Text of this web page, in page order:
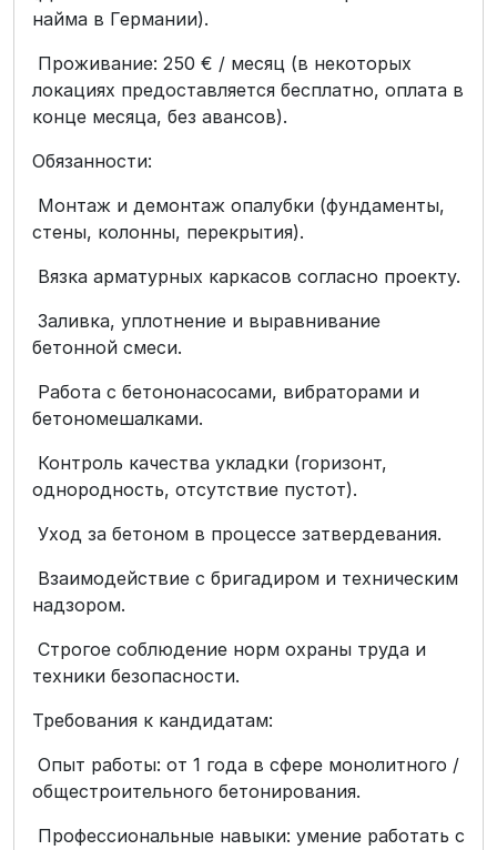
найма в Германии).
Проживание: 250 € / месяц (в некоторых
локациях предоставляется бесплатно, оплата в
конце месяца, без авансов).
Обязанности:
Монтаж и демонтаж опалубки (фундаменты,
стены, колонны, перекрытия).
Вязка арматурных каркасов согласно проекту.
Заливка, уплотнение и выравнивание
бетонной смеси.
Работа с бетононасосами, вибраторами и
бетономешалками.
Контроль качества укладки (горизонт,
однородность, отсутствие пустот).
Уход за бетоном в процессе затвердевания.
Взаимодействие с бригадиром и техническим
надзором.
Строгое соблюдение норм охраны труда и
техники безопасности.
Требования к кандидатам:
Опыт работы: от 1 года в сфере монолитного /
общестроительного бетонирования.
Профессиональные навыки: умение работать с